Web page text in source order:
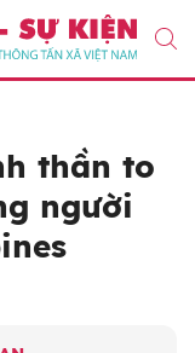
thần to
người